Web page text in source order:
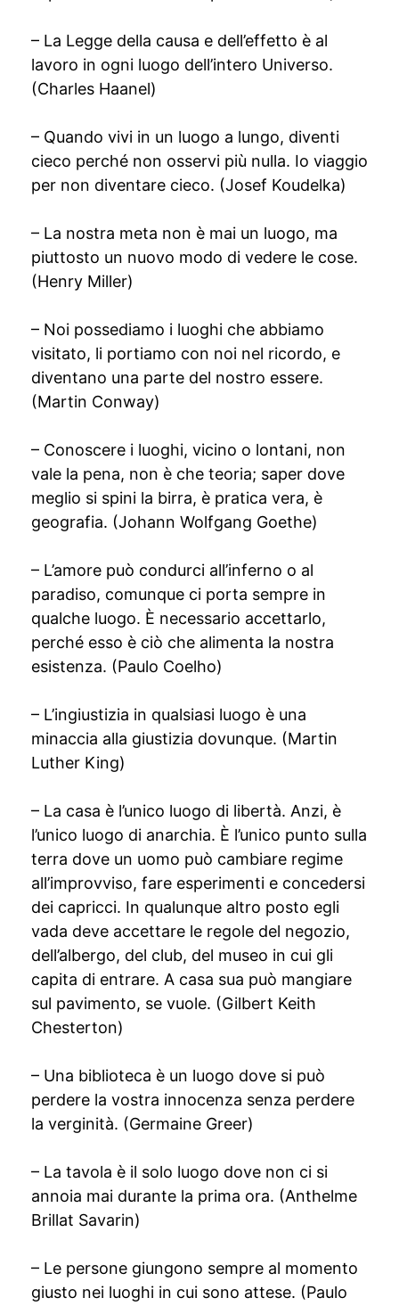
– La Legge della causa e dell’effetto è al
lavoro in ogni luogo dell’intero Universo.
(Charles Haanel)
– Quando vivi in un luogo a lungo, diventi
cieco perché non osservi più nulla. Io viaggio
per non diventare cieco. (Josef Koudelka)
– La nostra meta non è mai un luogo, ma
piuttosto un nuovo modo di vedere le cose.
(Henry Miller)
– Noi possediamo i luoghi che abbiamo
visitato, li portiamo con noi nel ricordo, e
diventano una parte del nostro essere.
(Martin Conway)
– Conoscere i luoghi, vicino o lontani, non
vale la pena, non è che teoria; saper dove
meglio si spini la birra, è pratica vera, è
geografia. (Johann Wolfgang Goethe)
– L’amore può condurci all’inferno o al
paradiso, comunque ci porta sempre in
qualche luogo. È necessario accettarlo,
perché esso è ciò che alimenta la nostra
esistenza. (Paulo Coelho)
– L’ingiustizia in qualsiasi luogo è una
minaccia alla giustizia dovunque. (Martin
Luther King)
– La casa è l’unico luogo di libertà. Anzi, è
l’unico luogo di anarchia. È l’unico punto sulla
terra dove un uomo può cambiare regime
all’improvviso, fare esperimenti e concedersi
dei capricci. In qualunque altro posto egli
vada deve accettare le regole del negozio,
dell’albergo, del club, del museo in cui gli
capita di entrare. A casa sua può mangiare
sul pavimento, se vuole. (Gilbert Keith
Chesterton)
– Una biblioteca è un luogo dove si può
perdere la vostra innocenza senza perdere
la verginità. (Germaine Greer)
– La tavola è il solo luogo dove non ci si
annoia mai durante la prima ora. (Anthelme
Brillat Savarin)
– Le persone giungono sempre al momento
giusto nei luoghi in cui sono attese. (Paulo